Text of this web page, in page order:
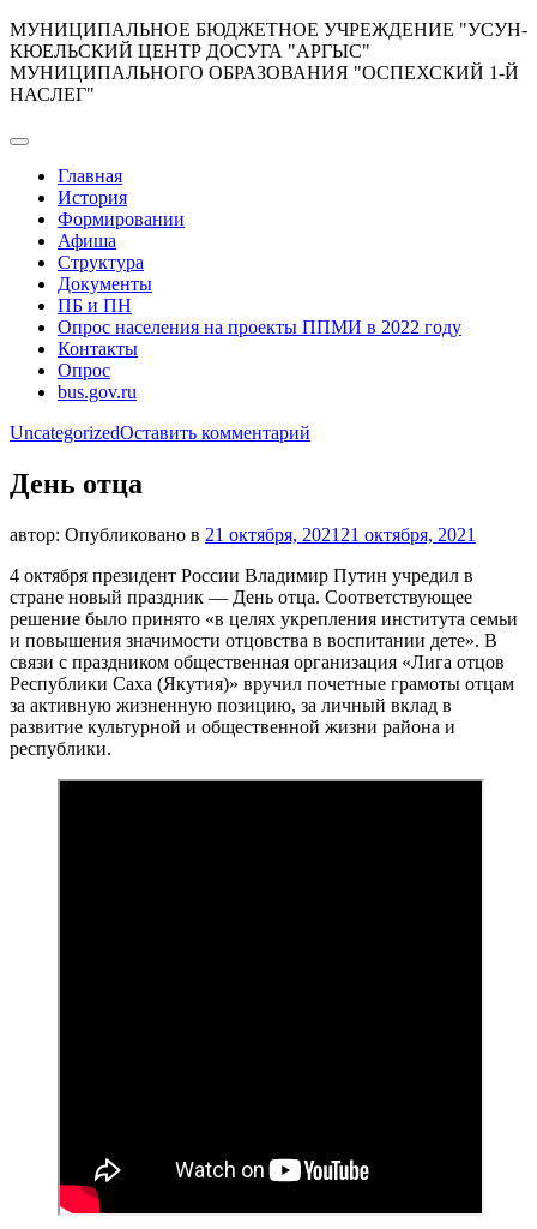
Перейти
к
содержимому
МУНИЦИПАЛЬНОЕ БЮДЖЕТНОЕ УЧРЕЖДЕНИЕ "УСУН-
КЮЕЛЬСКИЙ ЦЕНТР ДОСУГА "АРГЫС"
МУНИЦИПАЛЬНОГО ОБРАЗОВАНИЯ "ОСПЕХСКИЙ 1-Й
НАСЛЕГ"
Главная
История
Формировании
Афиша
Структура
Документы
ПБ и ПН
Опрос населения на проекты ППМИ в 2022 году
Контакты
Опрос
bus.gov.ru
UncategorizedОставить комментарий
День отца
автор: Опубликовано в 21 октября, 2021 21 октября, 2021
4 октября президент России Владимир Путин учредил в
стране новый праздник — День отца. Соответствующее
решение было принято «в целях укрепления института семьи
и повышения значимости отцовства в воспитании дете». В
связи с праздником общественная организация «Лига отцов
Республики Саха (Якутия)» вручил почетные грамоты отцам
за активную жизненную позицию, за личный вклад в
развитие культурной и общественной жизни района и
республики.